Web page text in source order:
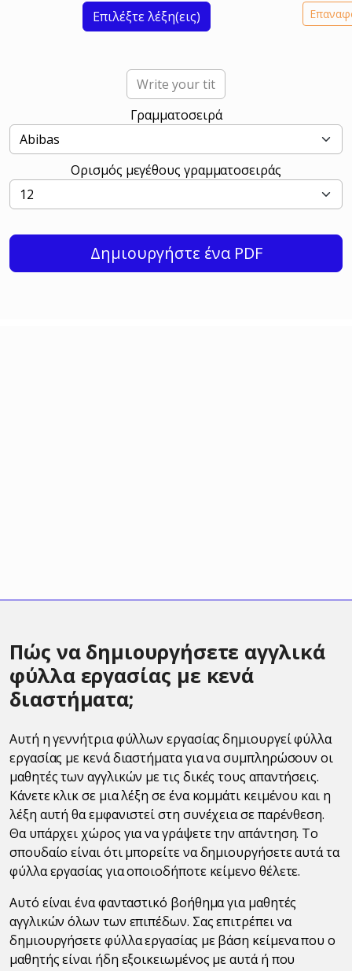
Επιλέξτε λέξη(εις)
Γραμματοσειρά
Ορισμός μεγέθους γραμματοσειράς
Δημιουργήστε ένα PDF
Πώς να δημιουργήσετε αγγλικά
φύλλα εργασίας με κενά
διαστήματα;
Αυτή η γεννήτρια φύλλων εργασίας δημιουργεί φύλλα
εργασίας με κενά διαστήματα για να συμπληρώσουν οι
μαθητές των αγγλικών με τις δικές τους απαντήσεις.
Κάνετε κλικ σε μια λέξη σε ένα κομμάτι κειμένου και η
λέξη αυτή θα εμφανιστεί στη συνέχεια σε παρένθεση.
Θα υπάρχει χώρος για να γράψετε την απάντηση. Το
σπουδαίο είναι ότι μπορείτε να δημιουργήσετε αυτά τα
φύλλα εργασίας για οποιοδήποτε κείμενο θέλετε.
Αυτό είναι ένα φανταστικό βοήθημα για μαθητές
αγγλικών όλων των επιπέδων. Σας επιτρέπει να
δημιουργήσετε φύλλα εργασίας με βάση κείμενα που ο
μαθητής είναι ήδη εξοικειωμένος με αυτά ή που